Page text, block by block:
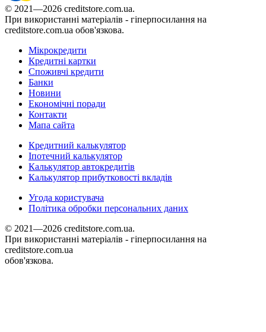
© 2021—2026 creditstore.com.ua.
При використанні матеріалів - гіперпосилання на
creditstore.com.ua обов'язкова.
Мікрокредити
Кредитні картки
Споживчі кредити
Банки
Новини
Економічні поради
Контакти
Мапа сайта
Кредитний калькулятор
Іпотечний калькулятор
Калькулятор автокредитів
Калькулятор прибутковості вкладів
Угода користувача
Політика обробки персональних даних
© 2021—2026 creditstore.com.ua.
При використанні матеріалів - гіперпосилання на
creditstore.com.ua
обов'язкова.